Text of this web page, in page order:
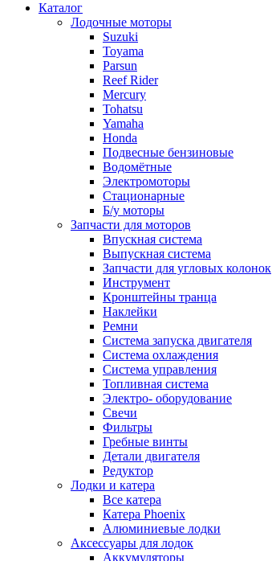
Каталог
Лодочные моторы
Suzuki
Toyama
Parsun
Reef Rider
Mercury
Tohatsu
Yamaha
Honda
Подвесные бензиновые
Водомётные
Электромоторы
Стационарные
Б/у моторы
Запчасти для моторов
Впускная система
Выпускная система
Запчасти для угловых колонок
Инструмент
Кронштейны транца
Наклейки
Ремни
Система запуска двигателя
Система охлаждения
Система управления
Топливная система
Электро- оборудование
Свечи
Фильтры
Гребные винты
Детали двигателя
Редуктор
Лодки и катера
Все катера
Катера Phoenix
Алюминиевые лодки
Аксессуары для лодок
Аккумуляторы